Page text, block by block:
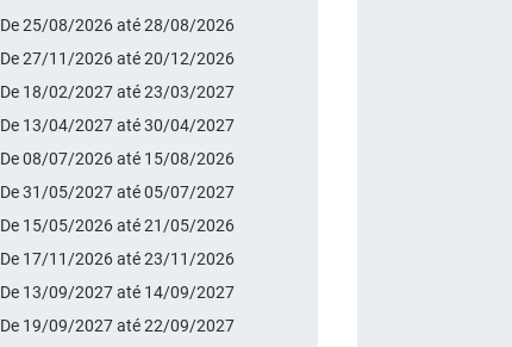
De 25/08/2026 até 28/08/2026
De 27/11/2026 até 20/12/2026
De 18/02/2027 até 23/03/2027
De 13/04/2027 até 30/04/2027
De 08/07/2026 até 15/08/2026
De 31/05/2027 até 05/07/2027
De 15/05/2026 até 21/05/2026
De 17/11/2026 até 23/11/2026
De 13/09/2027 até 14/09/2027
De 19/09/2027 até 22/09/2027